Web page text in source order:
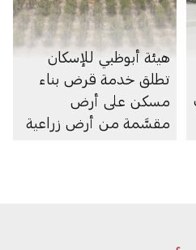
هيئة أبوظبي للإسكان
تطلق خدمة قرض بناء
مسكن على أرض
مقسَّمة من أرض زراعية